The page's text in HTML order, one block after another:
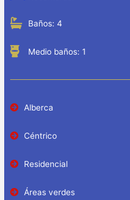
Baños: 4
Medio baños: 1
Alberca
Céntrico
Residencial
Áreas verdes